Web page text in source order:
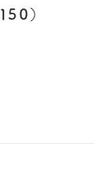
０）